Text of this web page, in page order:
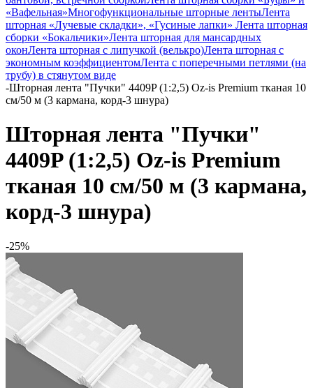
«Вафельная»Многофункциональные шторные лентыЛента
шторная «Лучевые складки», «Гусиные лапки» Лента шторная
сборки «Бокальчики»Лента шторная для мансардных
оконЛента шторная с липучкой (велькро)Лента шторная с
экономным коэффициентомЛента с поперечными петлями (на
трубу) в стянутом виде
-Шторная лента "Пучки" 4409P (1:2,5) Oz-is Premium тканая 10
см/50 м (3 кармана, корд-3 шнура)
Шторная лента "Пучки"
4409P (1:2,5) Oz-is Premium
тканая 10 см/50 м (3 кармана,
корд-3 шнура)
-25%